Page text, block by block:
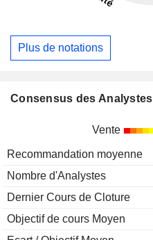
Plus de notations
Consensus des Analystes
Vente
Recommandation moyenne
Nombre d'Analystes
Dernier Cours de Cloture
Objectif de cours Moyen